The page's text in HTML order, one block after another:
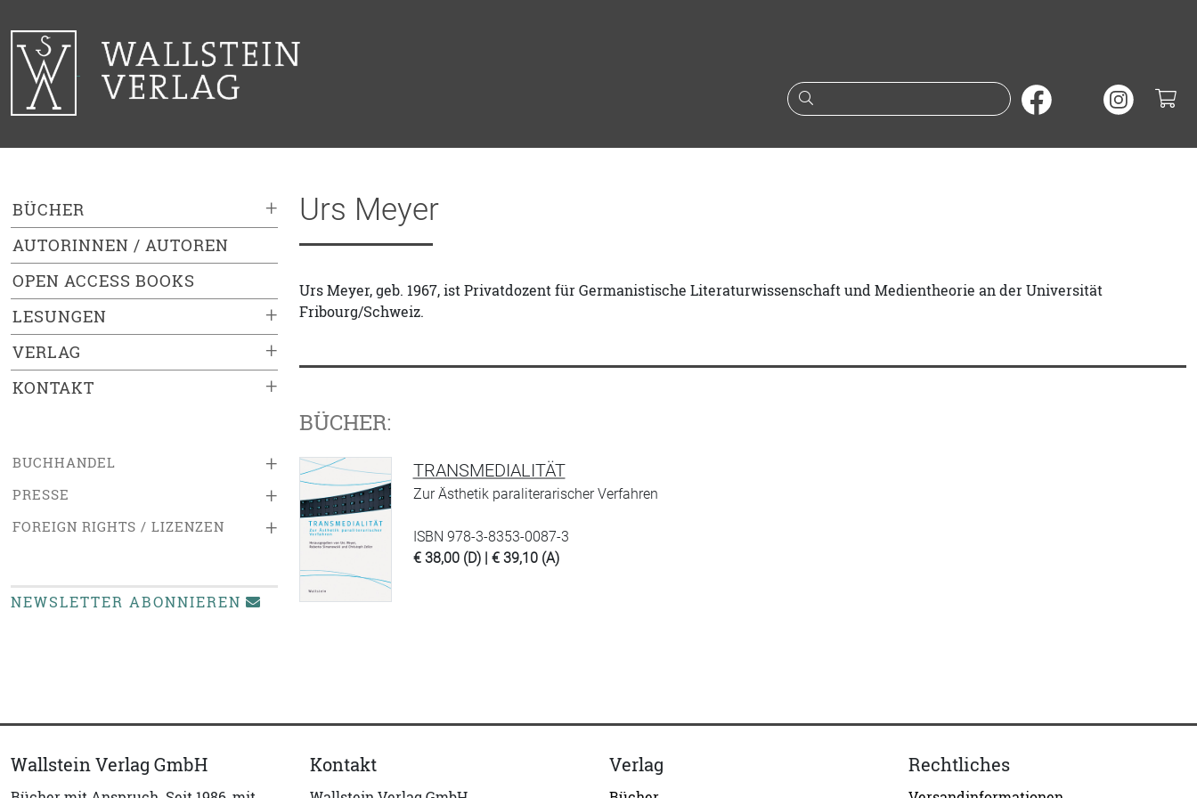
Suche nach Büchern oder
+
BÜCHER
AUTORINNEN / AUTOREN
OPEN ACCESS BOOKS
+
LESUNGEN
+
VERLAG
+
KONTAKT
+
BUCHHANDEL
+
PRESSE
+
FOREIGN RIGHTS / LIZENZEN
NEWSLETTER ABONNIEREN
Urs Meyer
Urs Meyer, geb. 1967, ist Privatdozent für Germanistische Literaturwissenschaft und Medientheorie an der Universität
Fribourg/Schweiz.
BÜCHER:
TRANSMEDIALITÄT
Zur Ästhetik paraliterarischer Verfahren
ISBN 978-3-8353-0087-3
€ 38,00 (D) | € 39,10 (A)
Wallstein Verlag GmbH Kontakt Verlag Rechtliches